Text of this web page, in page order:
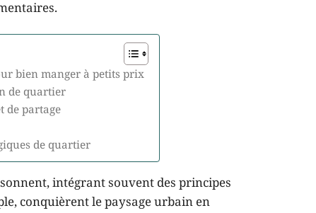
bien manger à petits prix
de quartier
de partage
de quartier
intégrant souvent des principes
conquièrent le paysage urbain en